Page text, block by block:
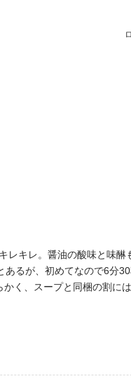
レキレ。醤油の酸味と味
るが、初めてなので6分
く、スープと同梱の割に